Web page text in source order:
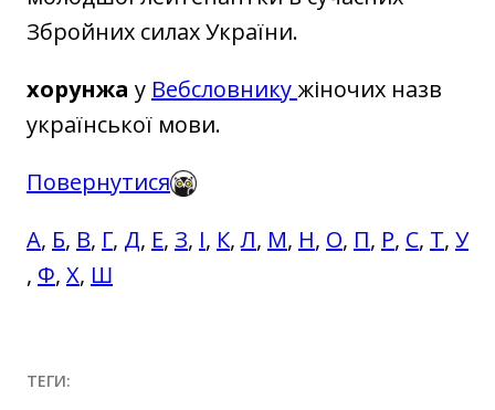
Збройних силах України.
хорунжа у Вебсловникужіночих назв
української мови.
Повернутися
А, Б, В, Г, Д, Е, З, І, К,Л, М, Н, О, П, Р, С, Т, У
, Ф, Х, Ш
ТЕГИ: